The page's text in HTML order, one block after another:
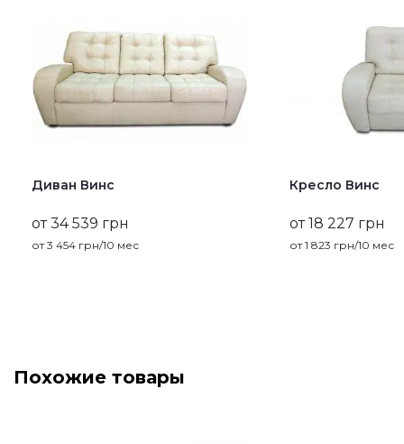
Диван Винс
от 34 539 грн
от3 454 грн/10 мес
Кресло Винс
от 18 227 грн
от1 823 грн/10 мес
Похожие товары